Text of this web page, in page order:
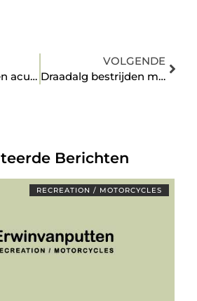
Op zoek naar een acupuncturist in Rotterdam
VOLGENDE
Draadalg bestrijden met vijverhandboek.nl
Berichten
RECREATION / MOTORCYCLES